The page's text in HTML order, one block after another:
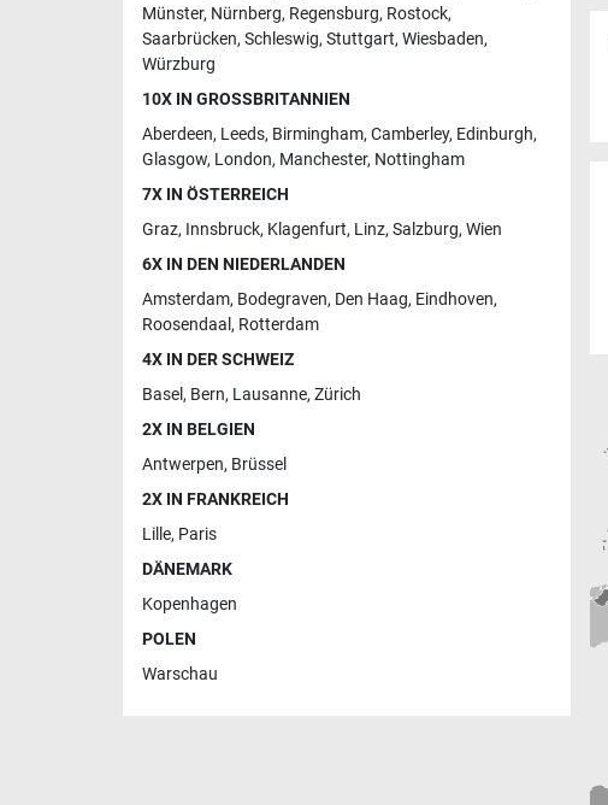
Münster, Nürnberg, Regensburg, Rostock,
Saarbrücken, Schleswig, Stuttgart, Wiesbaden,
Würzburg
10X IN GROSSBRITANNIEN
Aberdeen, Leeds, Birmingham, Camberley, Edinburgh,
Glasgow, London, Manchester, Nottingham
7X IN ÖSTERREICH
Graz, Innsbruck, Klagenfurt, Linz, Salzburg, Wien
6X IN DEN NIEDERLANDEN
Amsterdam, Bodegraven, Den Haag, Eindhoven,
Roosendaal , Rotterdam
4X IN DER SCHWEIZ
Basel, Bern, Lausanne, Zürich
2X IN BELGIEN
Antwerpen, Brüssel
2X IN FRANKREICH
Lille, Paris
DÄNEMARK
Kopenhagen
POLEN
Warschau